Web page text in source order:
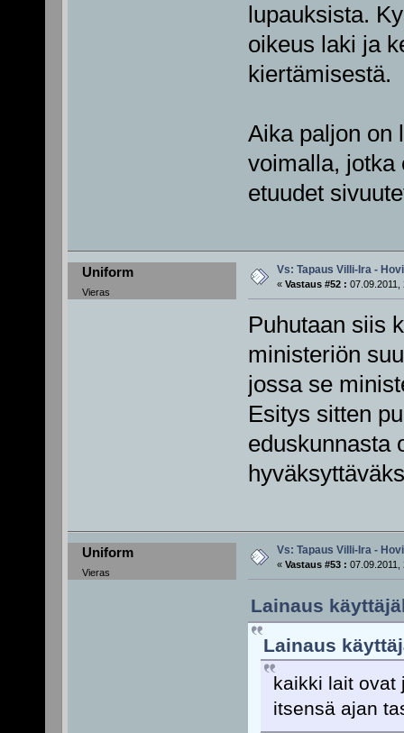
lupauksista.
oikeus laki ja
kiertämisestä.
Aika paljon on
voimalla, jotka
etuudet
Uniform
Vieras
Vs: Tapaus Villi-Ira -
« Vastaus #52 : 07.09.2011,
Puhutaan siis
ministeriön
jossa se
Esitys sitten
eduskunnasta
Uniform
Vieras
Vs: Tapaus Villi-Ira -
« Vastaus #53 : 07.09.2011,
Lainaus
Lainaus
kaikki lait ovat
itsensä ajan